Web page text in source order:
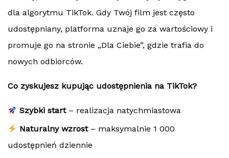
dla algorytmu TikTok. Gdy Twój film jest często
udostępniany, platforma uznaje go za wartościowy i
promuje go na stronie „Dla Ciebie”, gdzie trafia do
nowych odbiorców.
Co zyskujesz kupując udostępnienia na TikTok?
Szybki start– realizacja natychmiastowa
Naturalny wzrost– maksymalnie 1 000
udostępnień dziennie